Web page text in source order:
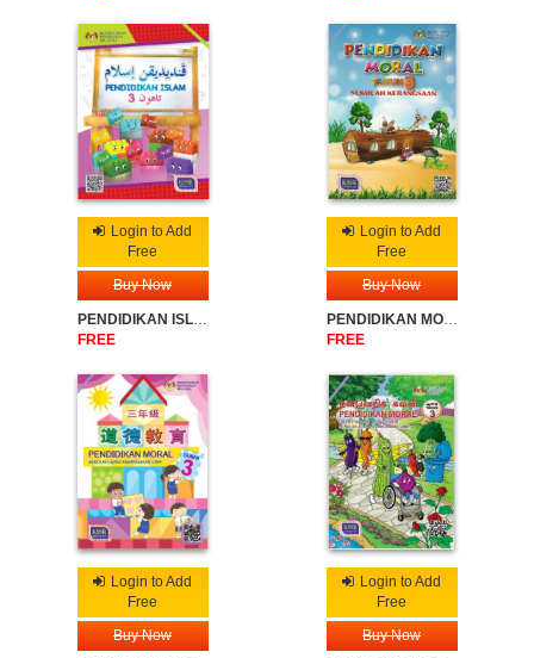
Login to Add
Free
Buy Now
PENDIDIKAN ISLAM SK TAHUN 3
FREE
Login to Add
Free
Buy Now
PENDIDIKAN MORAL SK TAHUN 3
FREE
Login to Add
Free
Buy Now
Login to Add
Free
Buy Now